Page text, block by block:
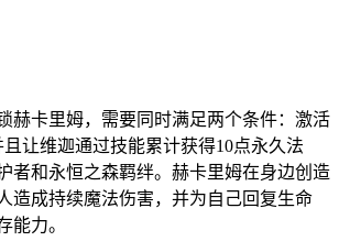
赫卡里姆，需要同时满足两个条件：激活
让维迦通过技能累计获得10点永久法
者和永恒之森羁绊。赫卡里姆在身边创造
造成持续魔法伤害，并为自己回复生命
能力。